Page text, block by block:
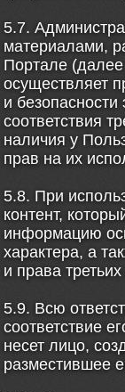
5.7.
материалами,
Портале (далее
осуществляет
и
соответствия
наличия у
прав на их
5.8. При
контент,
информацию
характера, а
и права
5.9. Всю
соответствие
несет лицо,
разместившее